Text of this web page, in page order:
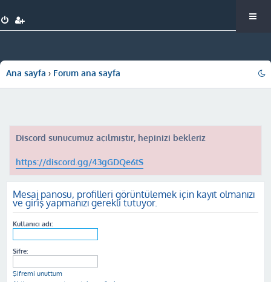
Ana sayfa Forum ana sayfa
Discord sunucumuz açılmıştır, hepinizi bekleriz
https://discord.gg/43gGDQe6tS
Mesaj panosu, profilleri görüntülemek için kayıt olmanızı
ve giriş yapmanızı gerekli tutuyor.
Kullanıcı adı:
Şifre:
Şifremi unuttum